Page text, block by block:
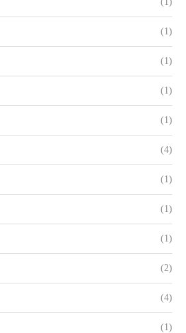
(1)
(1)
(1)
(1)
(4)
(1)
(1)
(1)
(2)
(4)
(1)